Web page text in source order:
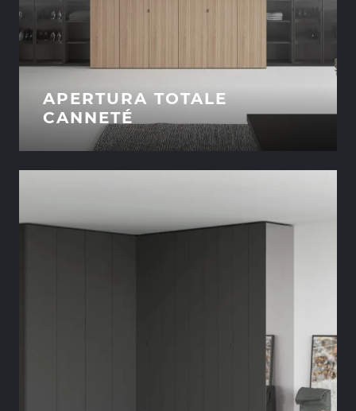
APERTURA TOTALE
CANNETÉ